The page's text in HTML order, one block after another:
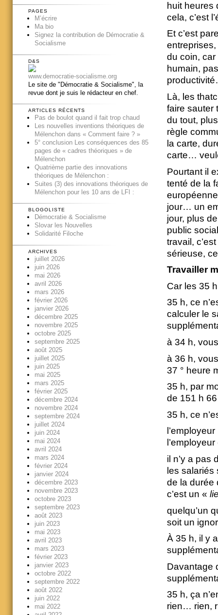
huit heures
cela, c’est
Et c’est
du coin, car
humain,
Là, les
faire sauter
du tout,
règle
la carte,
carte…
Pourtant il
tenté de la
jour… un
jour, plus
public
travail,
sérieuse,
Travailler
Car les 35
35 h, ce
calculer le
à 34 h,
à 36 h,
37 ° heure
35 h, par
de 151 h
35 h, ce
il n’y a pas
les
de la durée
c’est un «
quelqu’un
soit un
À 35 h, il y
35 h, ça
rien… rien,
PAGES
M’écrire
Ma bio
Signez la contribution de Démocratie &
Socialisme
D&S
www.democratie-socialisme.org
Le site de "Démocratie & Socialisme", la
revue dont je suis le rédacteur en chef.
ARTICLES RÉCENTS
Pas de boulot quand il fait trop chaud
Les nouvelles inventions théoriques de
Mélenchon dans « Comment faire ? »
5° conclusion Les conséquences des 85
pages de « cadres théoriques » de
Mélenchon
Quatrième partie des innovations
théoriques de Mélenchon :
Suites (3) des innovations théoriques de
Mélenchon pour les 10 ans de LFI :
BLOGOLISTE
Démocratie & Socialisme
Slovar les Nouvelles
Solidarité Filoche
ARCHIVES
juillet 2026
juin 2026
mai 2026
avril 2026
mars 2026
février 2026
janvier 2026
décembre 2025
novembre 2025
octobre 2025
septembre 2025
août 2025
juillet 2025
juin 2025
mai 2025
mars 2025
février 2025
décembre 2024
novembre 2024
septembre 2024
juillet 2024
juin 2024
mai 2024
avril 2024
mars 2024
février 2024
janvier 2024
décembre 2023
novembre 2023
octobre 2023
septembre 2023
août 2023
juin 2023
mai 2023
avril 2023
mars 2023
février 2023
janvier 2023
octobre 2022
septembre 2022
août 2022
juin 2022
mai 2022